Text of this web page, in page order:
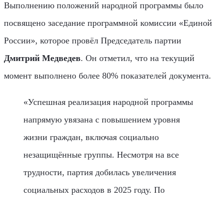
Выполнению положений народной программы было
посвящено заседание программной комиссии «Единой
России», которое провёл Председатель партии
Дмитрий Медведев. Он отметил, что на текущий
момент выполнено более 80% показателей документа.
«Успешная реализация народной программы
напрямую увязана с повышением уровня
жизни граждан, включая социально
незащищённые группы. Несмотря на все
трудности, партия добилась увеличения
социальных расходов в 2025 году. По